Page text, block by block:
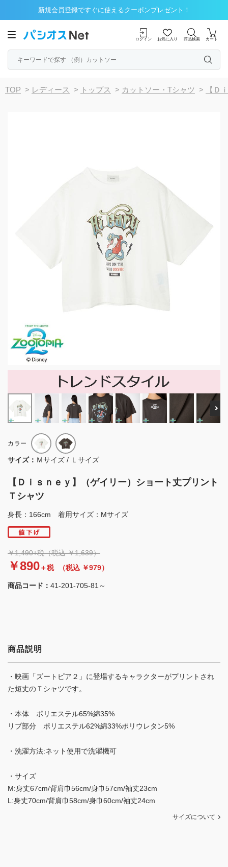
新規会員登録ですぐに使えるクーポンプレゼント！
ログイン お気に入り 商品検索 カート
TOP > レディース > トップス > カットソー・Tシャツ > 【Ｄ
【Ｄｉｓｎｅｙ】（ゲイリー）ショート丈プリント
Ｔシャツ
身長：166cm 着用サイズ：Mサイズ
￥1,490+税（税込 ￥1,639）
￥890＋税 （税込 ￥979）
商品コード： 41-201-705-81～
カラー
サイズ： Ｍサイズ / Ｌサイズ
商品説明
・映画「ズートピア２」に登場するキャラクターがプリントされ
た短丈のＴシャツです。
・本体 ポリエステル65%綿35%
リブ部分 ポリエステル62%綿33%ポリウレタン5%
・洗濯方法:ネット使用で洗濯機可
・サイズ
M:身丈67cm/背肩巾56cm/身巾57cm/袖丈23cm
L:身丈70cm/背肩巾58cm/身巾60cm/袖丈24cm
サイズについて